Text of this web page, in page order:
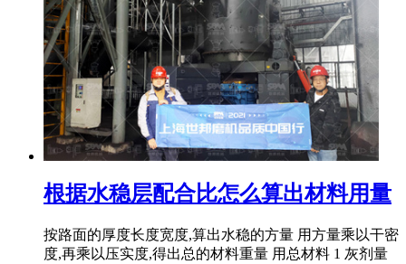
根据水稳层配合比怎么算出材料用量
按路面的厚度长度宽度,算出水稳的方量 用方量乘以干密
度,再乘以压实度,得出总的材料重量 用总材料 1 灰剂量